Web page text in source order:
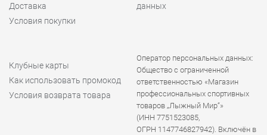
Доставка
Условия покупки
данных
Клубные карты
Как использовать промокод
Условия возврата товара
Оператор персональных данных:
Общество с ограниченной
ответственностью «Магазин
профессиональных спортивных
товаров „Лыжный Мир“»
(ИНН 7751523085,
ОГРН 1147746827942). Включён в